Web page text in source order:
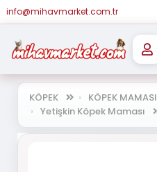
info@mihavmarket.com.tr
KÖPEK
KÖPEK MAMASI
Yetişkin Köpek Maması